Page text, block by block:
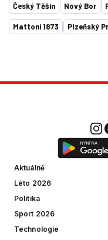
Český Těšín Nový Bor
Mattoni 1873 Plzeňský
Aktuálně
Léto 2026
Politika
Sport 2026
Technologie